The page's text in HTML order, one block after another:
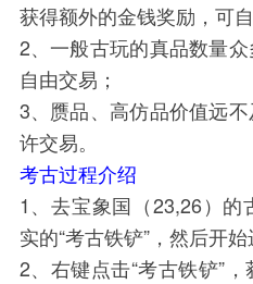
获得额外的金钱奖励，可
2、一般古玩的真品数量
自由交易；
3、赝品、高仿品价值远
许交易。
考古过程介绍
1、去宝象国（23,26）
实的“考古铁铲”，然后开
2、右键点击“考古铁铲”